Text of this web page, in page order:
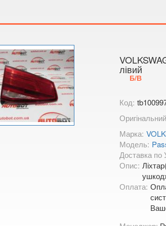
лівий
Б/В
Код:
Марка:
Модель:
Доставка по
Опис:
Оплата: